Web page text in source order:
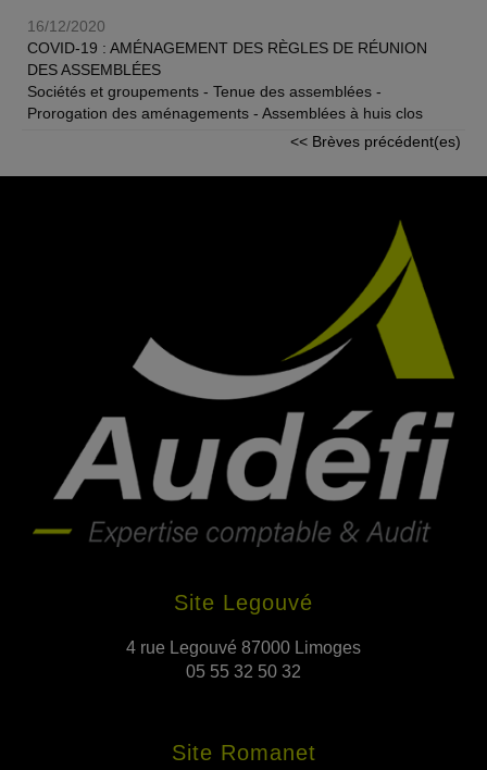
16/12/2020
COVID-19 : AMÉNAGEMENT DES RÈGLES DE RÉUNION
DES ASSEMBLÉES
Sociétés et groupements - Tenue des assemblées -
Prorogation des aménagements - Assemblées à huis clos
<< Brèves précédent(es)
Site Legouvé
4 rue Legouvé 87000 Limoges
05 55 32 50 32
Site Romanet